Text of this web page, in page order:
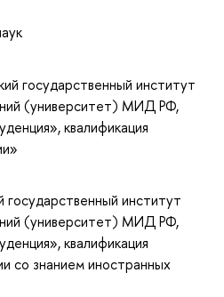
государственный институт
(университет) МИД РФ,
квалификация
государственный институт
(университет) МИД РФ,
квалификация
со знанием иностранных